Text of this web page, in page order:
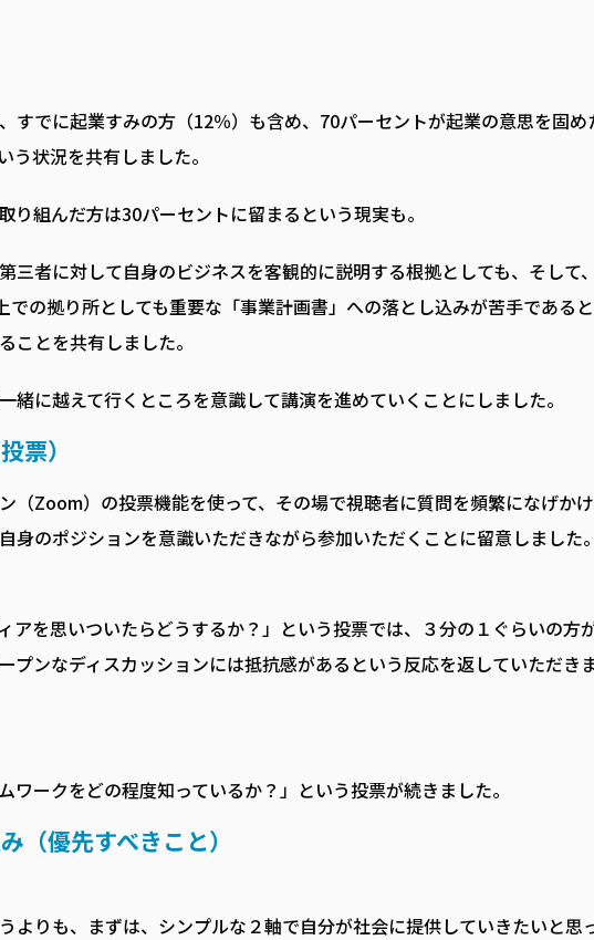
すでに起業すみの方（12％）も含め、70パーセントが起業の意思を固め
う状況を共有しました。
り組んだ方は30パーセントに留まるという現実も。
三者に対して自身のビジネスを客観的に説明する根拠としても、そして
での拠り所としても重要な「事業計画書」への落とし込みが苦手である
ことを共有しました。
緒に越えて行くところを意識して講演を進めていくことにしました。
票）
（Zoom）の投票機能を使って、その場で視聴者に質問を頻繁になげか
身のポジションを意識いただきながら参加いただくことに留意しました
アを思いついたらどうするか？」という投票では、３分の１ぐらいの方
プンなディスカッションには抵抗感があるという反応を返していただき
ワークをどの程度知っているか？」という投票が続きました。
（優先すべきこと）
よりも、まずは、シンプルな２軸で自分が社会に提供していきたいと思